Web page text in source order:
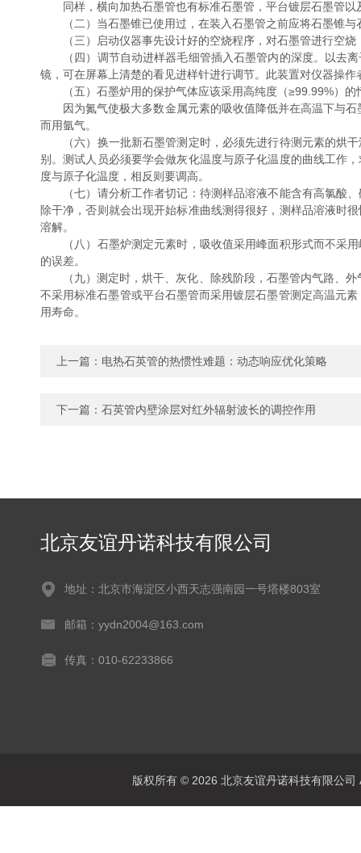
同样，横向加热石墨管也有标准石墨管，平台镀层石墨管以
（二）当石墨锥已使用过，在装入石墨管之前应将石墨锥与
（三）启动仪器事先设计好的空烧程序，对石墨管进行空烧
（四）调节自动进样器毛细管插入石墨管内的深度。以去离
镜，可在屏幕上清楚的看见进样针进行调节。此装置对仪器操
（五）石墨炉用的保护气体应该采用高纯度（≥99.99%）的
因为氮气使极大多数金属元素的吸收值降低并在高温下与石
而用氩气。
（六）换一批新石墨管测定时，必须先进行待测元素的烘干
别。测试人员必须要学会做灰化温度与原子化温度的曲线工作
度与原子化温度，相反则要调高。
（七）请分析工作者切记：待测样品溶液不能含有高氯酸、
除干净，否则就会出现开始标准曲线测得很好，测样品溶液时
溶解。
（八）石墨炉测定元素时，吸收值采用峰面积形式而不采用
的误差。
（九）测定时，烘干、灰化、除残阶段，石墨管内气路、外
不采用标准石墨管或平台石墨管而采用镀层石墨管测定高温元
用寿命。
上一篇： 电热石英管的热惯性难题：动态响应优化策略
下一篇： 石英管内壁涂层对红外辐射波长的调控作用
北京友谊丹诺科技有限公司
地址：北京市海淀区小西天志强南园一号塔楼803室
邮箱：yydn2004@163.com
传真：010-62233866
版权所有 © 2026 北京友谊丹诺科技有限